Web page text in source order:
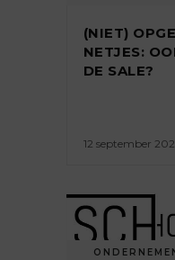
(NIET)
NETJES:
DE SALE?
12 september